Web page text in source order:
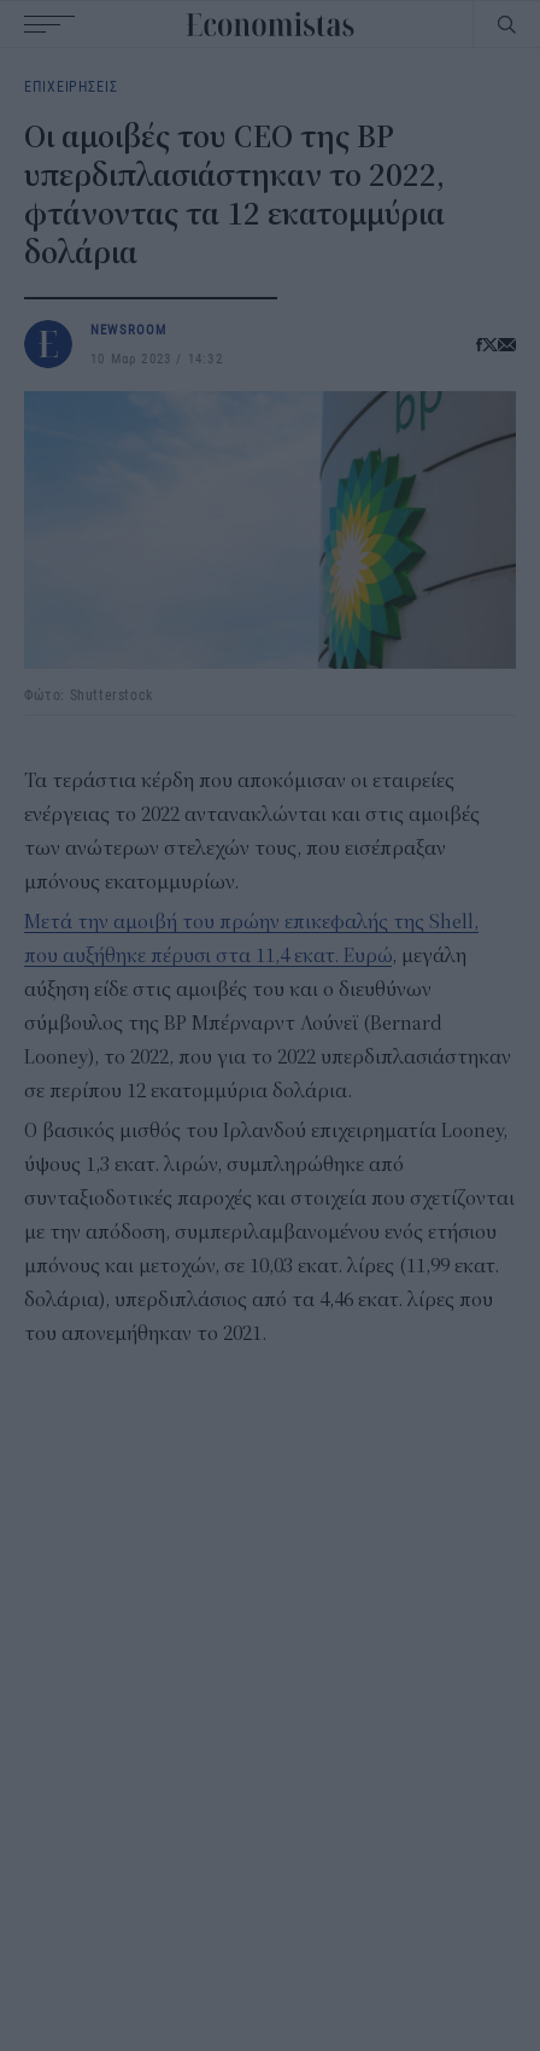
navigation
ΕΠΙΧΕΙΡΗΣΕΙΣ
Οι αμοιβές του CEO της BP
υπερδιπλασιάστηκαν το 2022,
φτάνοντας τα 12 εκατομμύρια
δολάρια
NEWSROOM
10 Μαρ 2023
14:32
Φώτο: Shutterstock
Τα τεράστια κέρδη που αποκόμισαν οι εταιρείες
ενέργειας το 2022 αντανακλώνται και στις αμοιβές
των ανώτερων στελεχών τους, που εισέπραξαν
μπόνους εκατομμυρίων.
Μετά την αμοιβή του πρώην επικεφαλής της Shell,
που αυξήθηκε πέρυσι στα 11,4 εκατ. Ευρώ, μεγάλη
αύξηση είδε στις αμοιβές του και ο διευθύνων
σύμβουλος της BP Μπέρναρντ Λούνεϊ (Bernard
Looney), το 2022, που για το 2022 υπερδιπλασιάστηκαν
σε περίπου 12 εκατομμύρια δολάρια.
Ο βασικός μισθός του Ιρλανδού επιχειρηματία Looney,
ύψους 1,3 εκατ. λιρών, συμπληρώθηκε από
συνταξιοδοτικές παροχές και στοιχεία που σχετίζονται
με την απόδοση, συμπεριλαμβανομένου ενός ετήσιου
μπόνους και μετοχών, σε 10,03 εκατ. λίρες (11,99 εκατ.
δολάρια), υπερδιπλάσιος από τα 4,46 εκατ. λίρες που
του απονεμήθηκαν το 2021.